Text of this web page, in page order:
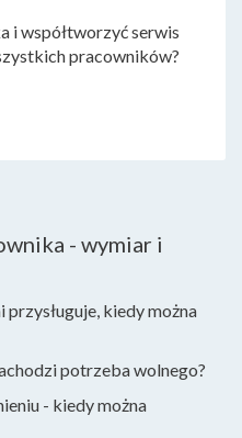
i współtworzyć serwis
pracowników?
- wymiar i
przysługuje, kiedy można
potrzeba wolnego?
- kiedy można